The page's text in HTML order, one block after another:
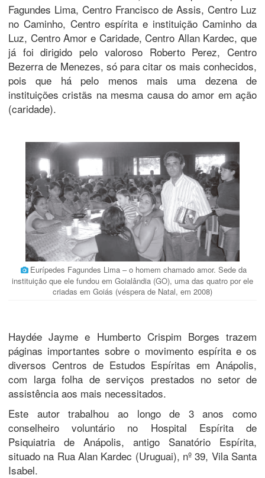
Fagundes Lima, Centro Francisco de Assis, Centro Luz
no Caminho, Centro espírita e instituição Caminho da
Luz, Centro Amor e Caridade, Centro Allan Kardec, que
já foi dirigido pelo valoroso Roberto Perez, Centro
Bezerra de Menezes, só para citar os mais conhecidos,
pois que há pelo menos mais uma dezena de
instituições cristãs na mesma causa do amor em ação
(caridade).
Eurípedes Fagundes Lima – o homem chamado amor. Sede da
instituição que ele fundou em Goialândia (GO), uma das quatro por ele
criadas em Goiás (véspera de Natal, em 2008)
Haydée Jayme e Humberto Crispim Borges trazem
páginas importantes sobre o movimento espírita e os
diversos Centros de Estudos Espíritas em Anápolis,
com larga folha de serviços prestados no setor de
assistência aos mais necessitados.
Este autor trabalhou ao longo de 3 anos como
conselheiro voluntário no Hospital Espírita de
Psiquiatria de Anápolis, antigo Sanatório Espírita,
situado na Rua Alan Kardec (Uruguai), nº 39, Vila Santa
Isabel.